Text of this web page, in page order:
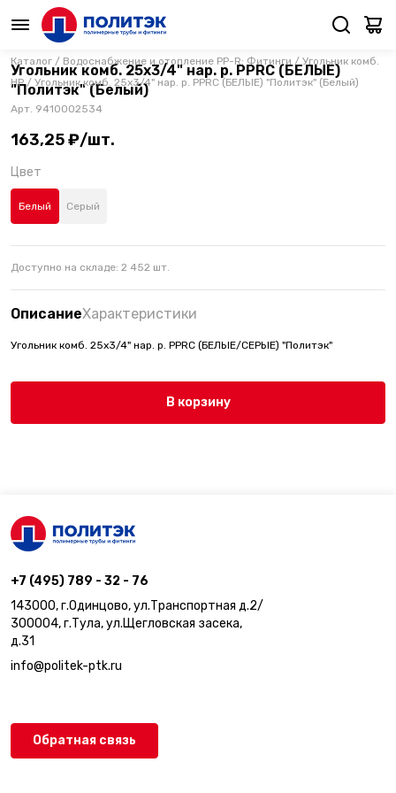
Каталог / Водоснабжение и отопление PP-R: Фитинги / Угольник комб.
НР / Угольник комб. 25х3/4" нар. р. PPRC (БЕЛЫЕ) "Политэк" (Белый)
Угольник комб. 25х3/4" нар. р. PPRC (БЕЛЫЕ)
"Политэк" (Белый)
Арт. 9410002534
163,25 ₽/шт.
Цвет
Белый Серый
Доступно на складе: 2 452 шт.
ОписаниеХарактеристики
Угольник комб. 25х3/4" нар. р. PPRC (БЕЛЫЕ/СЕРЫЕ) "Политэк"
В корзину
+7 (495) 789 - 32 - 76
143000, г.Одинцово, ул.Транспортная д.2/
300004, г.Тула, ул.Щегловская засека,
д.31
info@politek-ptk.ru
Обратная связь